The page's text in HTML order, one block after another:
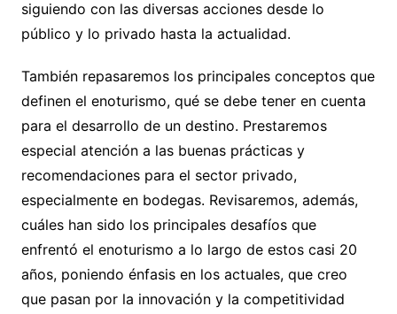
siguiendo con las diversas acciones desde lo
público y lo privado hasta la actualidad.
También repasaremos los principales conceptos que
definen el enoturismo, qué se debe tener en cuenta
para el desarrollo de un destino. Prestaremos
especial atención a las buenas prácticas y
recomendaciones para el sector privado,
especialmente en bodegas. Revisaremos, además,
cuáles han sido los principales desafíos que
enfrentó el enoturismo a lo largo de estos casi 20
años, poniendo énfasis en los actuales, que creo
que pasan por la innovación y la competitividad